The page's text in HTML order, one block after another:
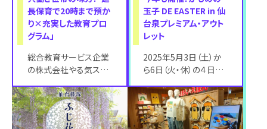
長保育で20時まで預か
り×充実した教育プロ
グラム」
総合教育サービス企業
の株式会社やる気スイ
るバイリンガル幼児園
「アイキッズスター（
玉子 DE EASTER in 仙
台泉プレミアム・アウト
レット
2025年5月3日（土）か
ら6日（火・休）の４日間、
アウトレットのコラボレ
ーショ